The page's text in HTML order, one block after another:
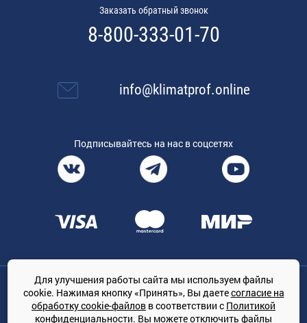
Заказать обратный звонок
8-800-333-01-70
info@klimatprof.online
Подписывайтесь на нас в соцсетях
Общество с ограниченной ответственностью «ТРЕЙДКОН», ОГРН:
1167847364079, 197022, г. Санкт-Петербург, проспект Медиков, 7
КЛИМАТПРОФ.ONLINE - оптовая продажа кондиционеров и
Для улучшения работы сайта мы используем файлы
cookie. Нажимая кнопку «Принять», Вы даетесогласие на
обработку cookie-файлов в соответствии с Политикой
конфиденциальности. Вы можете отключить файлы